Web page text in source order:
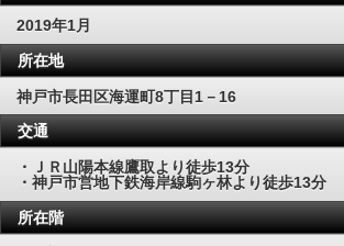
2019年1月
所在地
神戸市長田区海運町8丁目1－16
交通
・ＪＲ山陽本線鷹取より徒歩13分
・神戸市営地下鉄海岸線駒ヶ林より徒歩13分
所在階